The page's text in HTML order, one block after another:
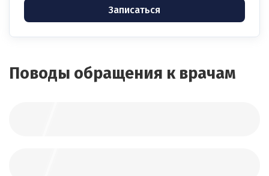
Записаться
Поводы обращения к врачам